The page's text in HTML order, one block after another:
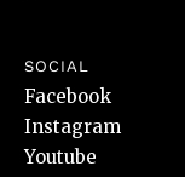
SOCIAL
Facebook
Instagram
Youtube